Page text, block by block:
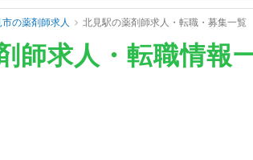
市の薬剤師求人 北見駅の薬剤師求人・転職・募集一覧
師求人・転職情報